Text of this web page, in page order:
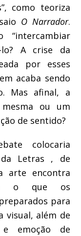
como teoriza
O Narrador.
lo? A crise da
por esses
acaba sendo
Mas afinal, a
ou um
de sentido?
colocaria
Letras , de
arte encontra
o que os
para
visual, além de
e emoção de